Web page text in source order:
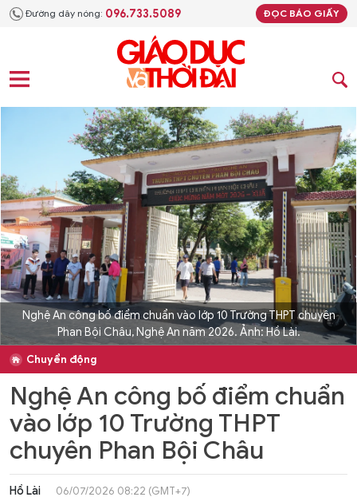
Đường dây nóng: 096.733.5089 ĐỌC BÁO GIẤY
Nghệ An công bố điểm chuẩn vào lớp 10 Trường THPT chuyên
Phan Bội Châu, Nghệ An năm 2026. Ảnh: Hồ Lài.
Chuyển động
Nghệ An công bố điểm chuẩn
vào lớp 10 Trường THPT
chuyên Phan Bội Châu
Hồ Lài 06/07/2026 08:22 (GMT+7)